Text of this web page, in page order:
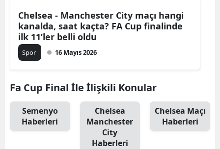
Chelsea - Manchester City maçı hangi
kanalda, saat kaçta? FA Cup finalinde
ilk 11’ler belli oldu
Spor 16 Mayıs 2026
Fa Cup Final İle İlişkili Konular
Semenyo
Haberleri
Chelsea
Manchester
City
Haberleri
Chelsea Maçı
Haberleri